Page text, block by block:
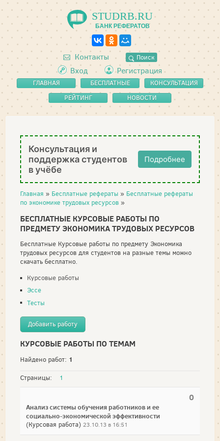
STUDRB.RU
БАНК РЕФЕРАТОВ
Контакты Поиск
Вход Регистрация
ГЛАВНАЯ
БЕСПЛАТНЫЕ
РЕФЕРАТЫ
КОНСУЛЬТАЦИЯ
РЕЙТИНГ
НОВОСТИ
Консультация и
поддержка студентов
в учёбе
Подробнее
Главная » Бесплатные рефераты » Бесплатные рефераты
по экономике трудовых ресурсов »
БЕСПЛАТНЫЕ КУРСОВЫЕ РАБОТЫ ПО
ПРЕДМЕТУ ЭКОНОМИКА ТРУДОВЫХ РЕСУРСОВ
Бесплатные Курсовые работы по предмету Экономика
трудовых ресурсов для студентов на разные темы можно
скачать бесплатно.
Курсовые работы
Эссе
Тесты
Добавить работу
КУРСОВЫЕ РАБОТЫ ПО ТЕМАМ
Найдено работ: 1
Страницы: 1
0
Анализ системы обучения работников и ее
социально-экономической эффективности
(Курсовая работа) 23.10.13 в 16:51